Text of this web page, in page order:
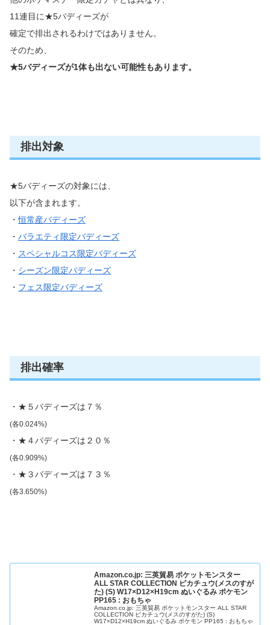
11連目に★5バディーズが
確定で排出されるわけではありません。
そのため、
★5バディーズが1体も出ない可能性もあります。
排出対象
★5バディーズの対象には、
以下が含まれます。
・恒常産バディーズ
・ バラエティ限定バディーズ
・ スペシャルコス限定バディーズ
・ シーズン限定バディーズ
・ フェス限定バディーズ
排出確率
・★５バディーズは７％
(各0.024%)
・★４バディーズは２０％
(各0.909%)
・★３バディーズは７３％
(各3.650%)
Amazon.co.jp: 三英貿易 ポケットモンスター
ALL STAR COLLECTION ピカチュウ(メスのすが
た) (S) W17×D12×H19cm ぬいぐるみ ポケモン
PP165 : おもちゃ
Amazon.co.jp: 三英貿易 ポケットモンスター ALL STAR
COLLECTION ピカチュウ(メスのすがた) (S)
W17×D12×H19cm ぬいぐるみ ポケモン PP165 : おもちゃ